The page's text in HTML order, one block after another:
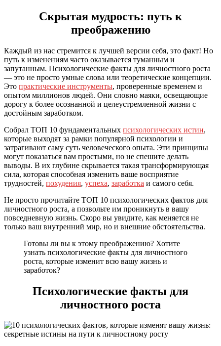
Скрытая мудрость: путь к
преображению
Каждый из нас стремится к лучшей версии себя, это факт! Но
путь к изменениям часто оказывается туманным и
запутанным. Психологические факты для личностного роста
— это не просто умные слова или теоретические концепции.
Это практические инструменты, проверенные временем и
опытом миллионов людей. Они словно маяки, освещающие
дорогу к более осознанной и целеустремленной жизни с
достойным заработком.
Собрал ТОП 10 фундаментальных психологических истин,
которые выходят за рамки популярной психологии и
затрагивают саму суть человеческого опыта. Эти принципы
могут показаться вам простыми, но не спешите делать
выводы. В их глубине скрывается такая трансформирующая
сила, которая способная изменить ваше восприятие
трудностей, похудения, успеха, заработка и самого себя.
Не просто прочитайте ТОП 10 психологических фактов для
личностного роста, а позвольте им проникнуть в вашу
повседневную жизнь. Скоро вы увидите, как меняется не
только ваш внутренний мир, но и внешние обстоятельства.
Готовы ли вы к этому преображению? Хотите
узнать психологические факты для личностного
роста, которые изменит всю вашу жизнь и
заработок?
Психологические факты для
личностного роста